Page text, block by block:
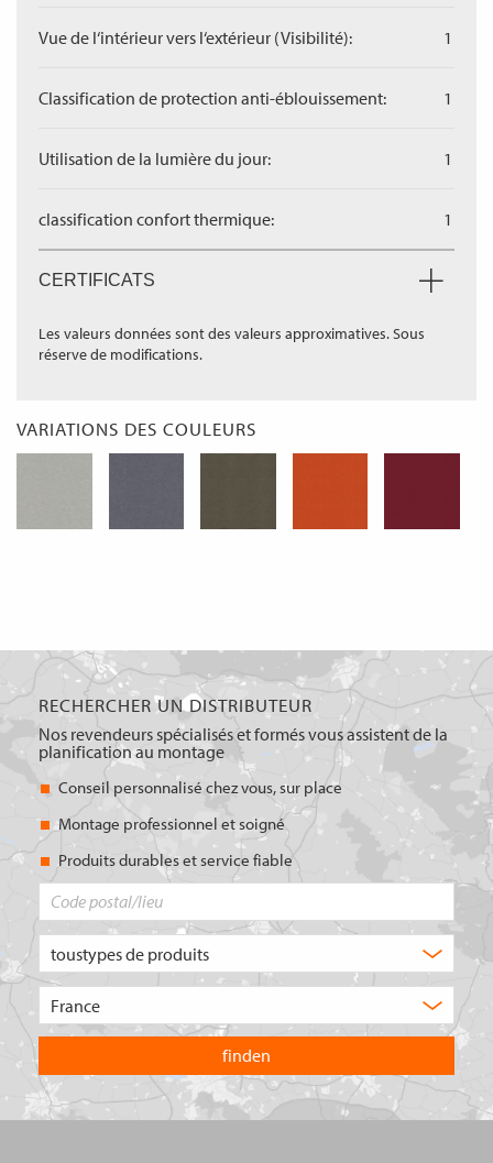
Vue de l‘intérieur vers l‘extérieur (Visibilité): 1
Classification de protection anti-éblouissement: 1
Utilisation de la lumière du jour: 1
classification confort thermique: 1
CERTIFICATS
Les valeurs données sont des valeurs approximatives. Sous
réserve de modifications.
VARIATIONS DES COULEURS
RECHERCHER UN DISTRIBUTEUR
Nos revendeurs spécialisés et formés vous assistent de la
planification au montage
Conseil personnalisé chez vous, sur place
Montage professionnel et soigné
Produits durables et service fiable
de
recherchez-
vous
?
pays
dans
lequel
vous
souhaitez